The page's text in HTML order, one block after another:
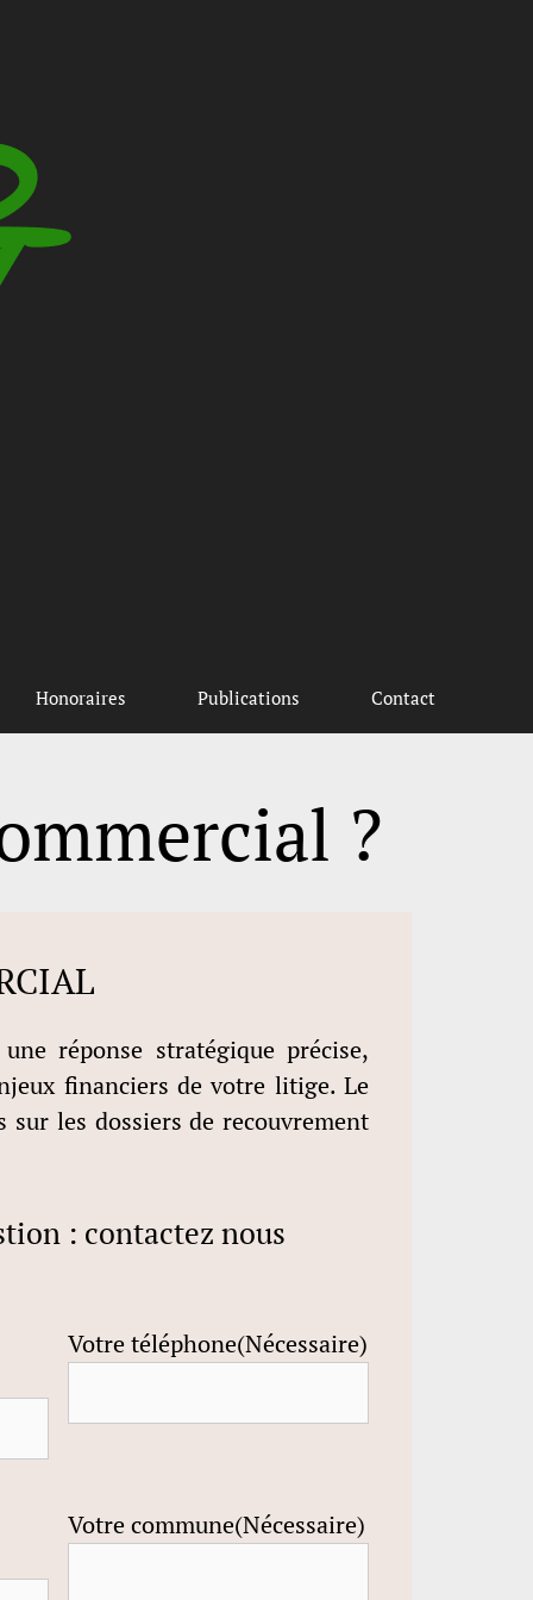
Honoraires Publications Contact
?
réponse stratégique précise,
financiers de votre litige. Le
sur les dossiers de recouvrement
: contactez nous
Votre téléphone(Nécessaire)
Votre commune(Nécessaire)